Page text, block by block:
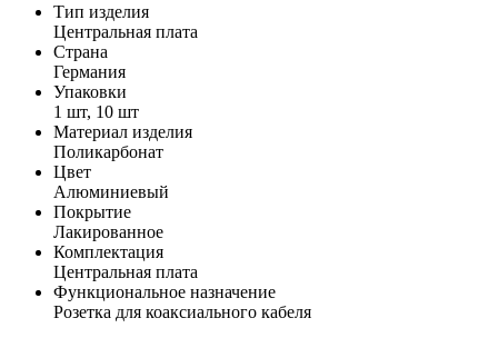
Тип изделия
Центральная плата
Страна
Германия
Упаковки
1 шт, 10 шт
Материал изделия
Поликарбонат
Цвет
Алюминиевый
Покрытие
Лакированное
Комплектация
Центральная плата
Функциональное назначение
Розетка для коаксиального кабеля